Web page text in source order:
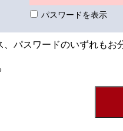
パスワードを表示
パスワードのいずれもお